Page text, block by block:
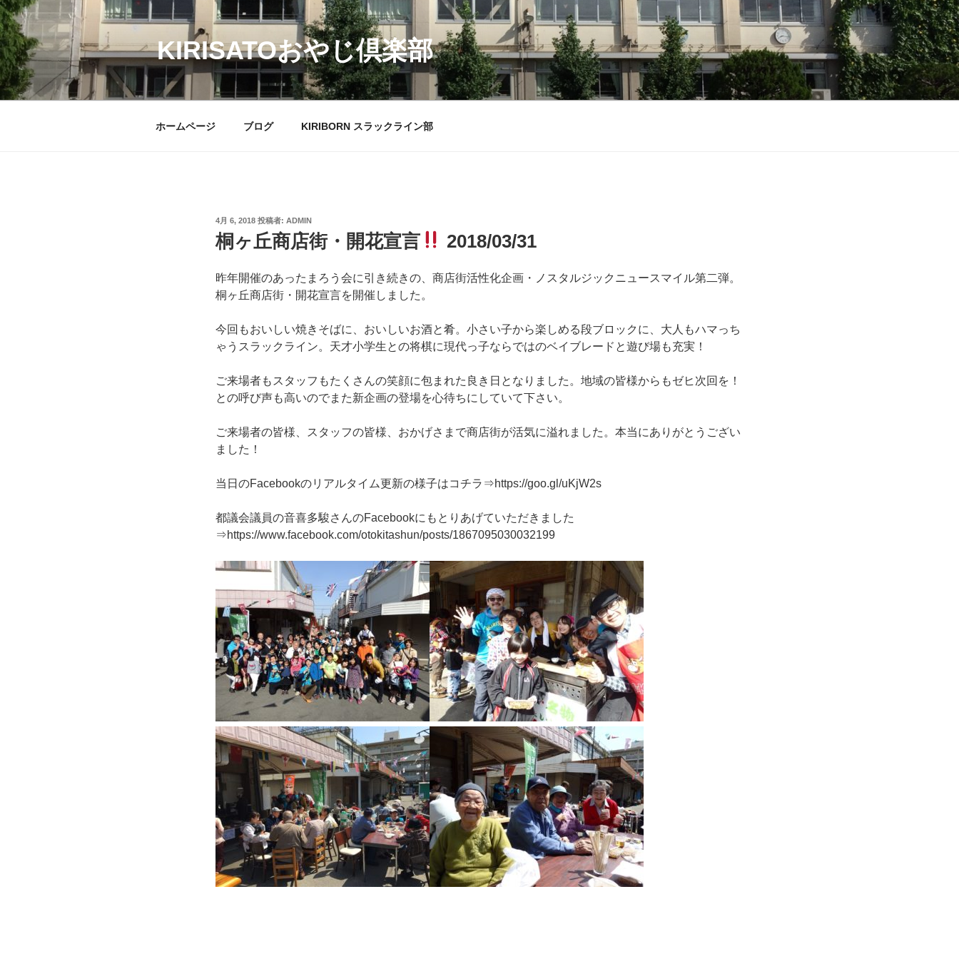
コ
ン
テ
ン
ツ
へ
KIRISATOおやじ倶楽部
ホームページ ブログ KIRIBORN スラックライン部
投
稿
日:
4月 6, 2018 投稿者: ADMIN
桐ヶ丘商店街・開花宣言 2018/03/31
昨年開催のあったまろう会に引き続きの、商店街活性化企画・ノスタルジックニュースマイル第二弾。
桐ヶ丘商店街・開花宣言を開催しました。
今回もおいしい焼きそばに、おいしいお酒と肴。小さい子から楽しめる段ブロックに、大人もハマっち
ゃうスラックライン。天才小学生との将棋に現代っ子ならではのベイブレードと遊び場も充実！
ご来場者もスタッフもたくさんの笑顔に包まれた良き日となりました。地域の皆様からもゼヒ次回を ！
との呼び声も高いのでまた新企画の登場を心待ちにしていて下さい。
ご来場者の皆様、スタッフの皆様、おかげさまで商店街が活気に溢れました。本当にありがとうござい
ました！
当日のFacebookのリアルタイム更新の様子はコチラ⇒https://goo.gl/uKjW2s
都議会議員の音喜多駿さんのFacebookにもとりあげていただきました
⇒https://www.facebook.com/otokitashun/posts/1867095030032199